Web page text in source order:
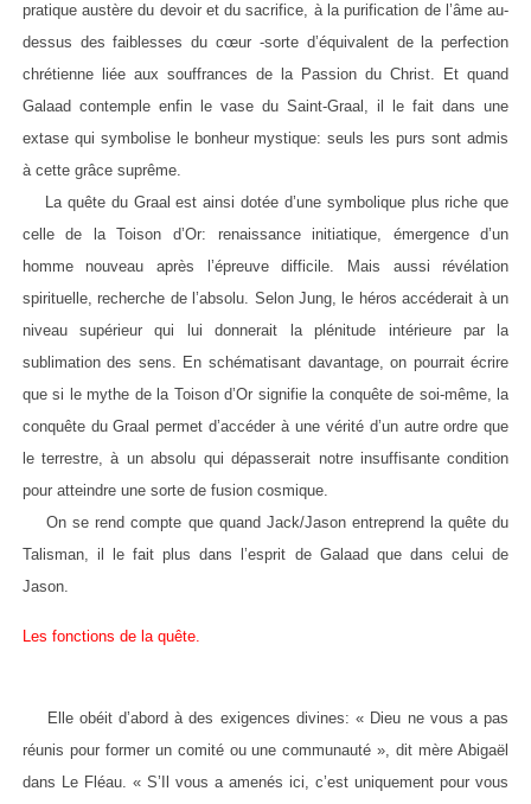
pratique austère du devoir et du sacrifice, à la purification de l’âme au-
dessus des faiblesses du cœur -sorte d’équivalent de la perfection
chrétienne liée aux souffrances de la Passion du Christ. Et quand
Galaad contemple enfin le vase du Saint-Graal, il le fait dans une
extase qui symbolise le bonheur mystique: seuls les purs sont admis
à cette grâce suprême.
La quête du Graal est ainsi dotée d’une symbolique plus riche que
celle de la Toison d’Or: renaissance initiatique, émergence d’un
homme nouveau après l’épreuve difficile. Mais aussi révélation
spirituelle, recherche de l’absolu. Selon Jung, le héros accéderait à un
niveau supérieur qui lui donnerait la plénitude intérieure par la
sublimation des sens. En schématisant davantage, on pourrait écrire
que si le mythe de la Toison d’Or signifie la conquête de soi-même, la
conquête du Graal permet d’accéder à une vérité d’un autre ordre que
le terrestre, à un absolu qui dépasserait notre insuffisante condition
pour atteindre une sorte de fusion cosmique.
On se rend compte que quand Jack/Jason entreprend la quête du
Talisman, il le fait plus dans l’esprit de Galaad que dans celui de
Jason.
Les fonctions de la quête.
Elle obéit d’abord à des exigences divines: « Dieu ne vous a pas
réunis pour former un comité ou une communauté », dit mère Abigaël
dans Le Fléau. « S’Il vous a amenés ici, c’est uniquement pour vous